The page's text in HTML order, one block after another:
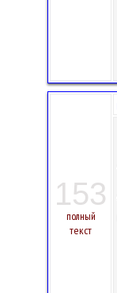
153
полный
текст